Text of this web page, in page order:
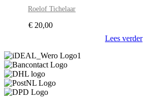
Roelof Tichelaar
€ 20,00
Lees verder